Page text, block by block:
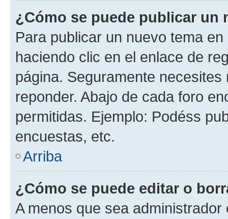
¿Cómo se puede publicar un
Para publicar un nuevo tema
haciendo clic en el enlace de
página. Seguramente
reponder. Abajo de cada foro
permitidas. Ejemplo: Podéss
encuestas, etc.
Arriba
¿Cómo se puede editar o
A menos que sea